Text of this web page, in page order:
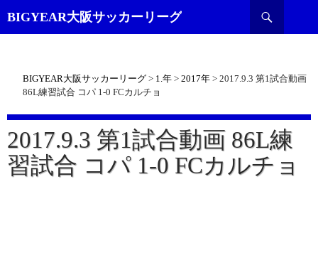
BIGYEAR大阪サッカーリーグ
索
BIGYEAR大阪サッカーリーグ > 1.年 > 2017年 > 2017.9.3 第1試合動画
86L練習試合 コパ 1-0 FCカルチョ
2017.9.3 第1試合動画 86L練
習試合 コパ 1-0 FCカルチョ